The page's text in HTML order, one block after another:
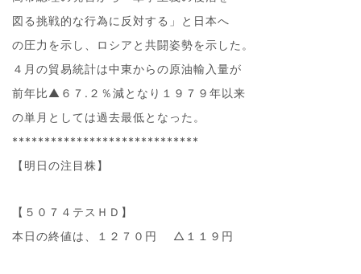
図る挑戦的な行為に反対する」と日本へ
の圧力を示し、ロシアと共闘姿勢を示した。
４月の貿易統計は中東からの原油輸入量が
前年比▲６７.２％減となり１９７９年以来
の単月としては過去最低となった。
*****************************
【明日の注目株】
【５０７４テスＨＤ】
本日の終値は、１２７０円 △１１９円